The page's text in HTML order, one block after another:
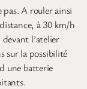
A rouler ainsi
à 30 km/h
l’atelier
sur la possibilité
une batterie